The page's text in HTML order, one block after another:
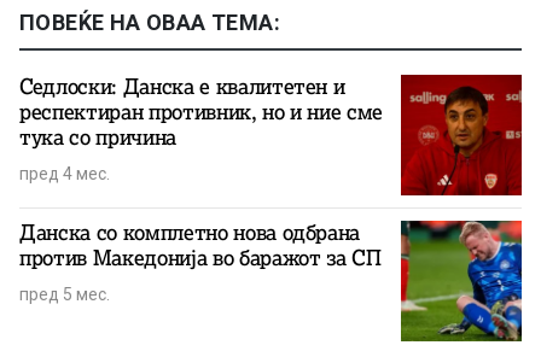
ПОВЕЌЕ НА ОВАА ТЕМА:
Седлоски: Данска е квалитетен и
респектиран противник, но и ние сме
тука со причина
пред 4 мес.
Данска со комплетно нова одбрана
против Македонија во баражот за СП
пред 5 мес.